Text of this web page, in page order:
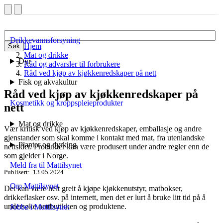
Søk
Drikkevannsforsyning
Dyr
Fisk og akvakultur
Kosmetikk og kroppspleieprodukter
Mat og drikke
Planter og dyrking
Meld fra til Mattilsynet
Om Mattilsynet
Jobbe i Mattilsynet
Hjem
Mat og drikke
Råd og advarsler til forbrukere
Råd ved kjøp av kjøkkenredskaper på nett
Råd ved kjøp av kjøkkenredskaper på
nett
Vær kritisk ved kjøp av kjøkkenredskaper, emballasje og andre
gjenstander som skal komme i kontakt med mat, fra utenlandske
nettsider. Produkter kan være produsert under andre regler enn de
som gjelder i Norge.
Publisert 13.05.2024
Det kan være helt greit å kjøpe kjøkkenutstyr, matbokser,
drikkeflasker osv. på internett, men det er lurt å bruke litt tid på å
undersøke nettbutikken og produktene.